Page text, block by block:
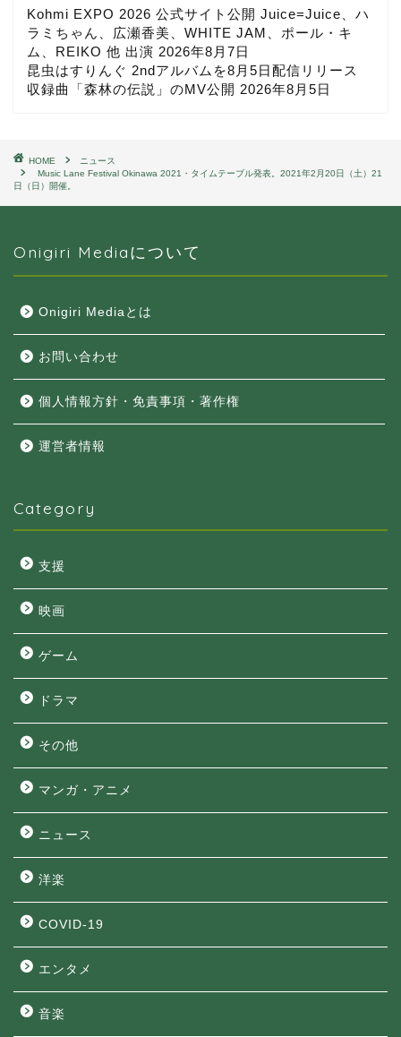
Kohmi EXPO 2026 公式サイト公開 Juice=Juice、ハ
ラミちゃん、広瀬香美、WHITE JAM、ポール・キ
ム、REIKO 他 出演 2026年8月7日
昆虫はすりんぐ 2ndアルバムを8月5日配信リリース
収録曲「森林の伝説」のMV公開 2026年8月5日
HOME
ニュース
Music Lane Festival Okinawa 2021・タイムテーブル発表。2021年2月20日（土）21
日（日）開催。
Onigiri Mediaについて
Onigiri Mediaとは
お問い合わせ
個人情報方針・免責事項・著作権
運営者情報
Category
支援
映画
ゲーム
ドラマ
その他
マンガ・アニメ
ニュース
洋楽
COVID-19
エンタメ
音楽